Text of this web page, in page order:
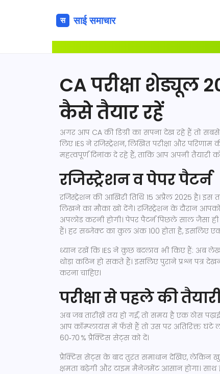
CA परीक्षा शेड्यूल
कैसे तैयार रहें
अगर आप CA की डिग्री का सपना देख रहे हैं तो
लिए IES ने रजिस्ट्रेशन, लिखित परीक्षा और
महत्वपूर्ण दिनांक दे रहे हैं, ताकि आप अपनी तैयारी
रजिस्ट्रेशन व पेपर पैटर्न
रजिस्ट्रेशन की आखिरी तिथि 15 अप्रैल 2025 है।
लिखने का मौका खो देंगे। रजिस्ट्रेशन के दौरान
अपलोड करनी होगी। पेपर पैटर्न पिछले साल जैसा
हैं। हर सब्जेक्ट का कुल अंक 100 होता है, इसलिए
ध्यान रखें कि IES ने कुछ बदलाव भी किए हैं: अब
थोड़ा कठिन हो सकते हैं। इसलिए पुराने प्रश्न पत्र
करना चाहिए।
परीक्षा से पहले की
अब जब तारीख़ें तय हो गईं, तो समय है एक ठोस
आप कॉम्प्लायंस में फँसे हैं तो उस पर अतिरिक्त घंटे
60‑70 % प्रैक्टिस सेट्स को दें।
प्रैक्टिस सेट्स के बाद तुरंत समाधान देखिए,
क्षमता बढ़ेगी और टाइम मैनेजमेंट आसान होगा।